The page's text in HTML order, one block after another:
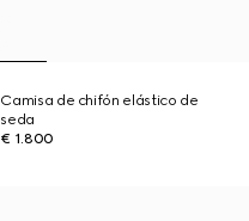
Camisa de chifón elástico de
seda
€ 1.800